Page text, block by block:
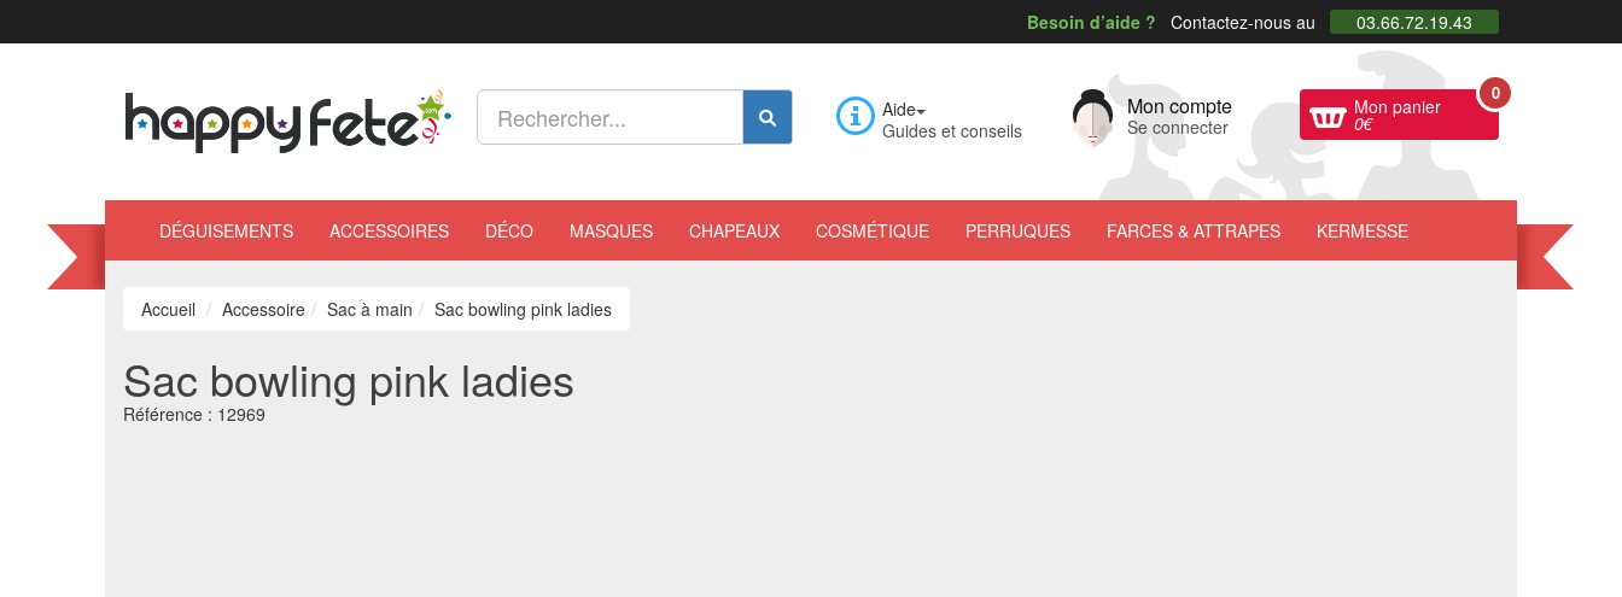
Besoin d’aide ? Contactez-nous au 03.66.72.19.43
Aide
Guides et conseils
Mon compte
Se connecter
Mon panier
0€
0
DÉGUISEMENTS ACCESSOIRES DÉCO MASQUES CHAPEAUX COSMÉTIQUE PERRUQUES FARCES & ATTRAPES KERMESSE
Accueil Accessoire Sac à main Sac bowling pink ladies
Sac bowling pink ladies
Référence : 12969